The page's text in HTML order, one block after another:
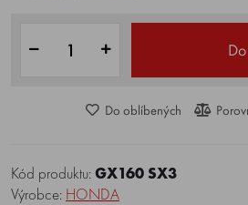
Do oblíbených
Kód produktu:GX160 SX3
Výrobce: HONDA